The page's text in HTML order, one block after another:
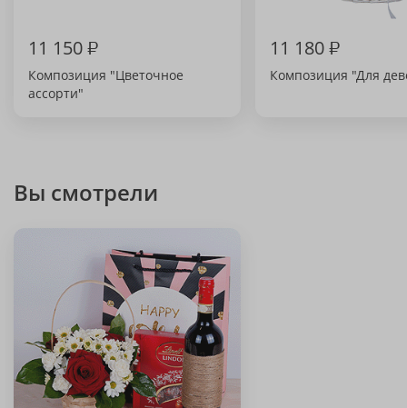
11 150₽
Композиция "Цветочное
ассорти"
11 180₽
Композиция "Для
Вы смотрели